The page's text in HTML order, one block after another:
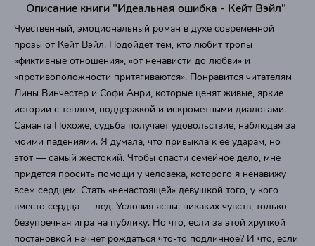
Описание книги "Идеальная ошибка - Кейт Вэйл"
Чувственный, эмоциональный роман в духе современной
прозы от Кейт Вэйл. Подойдет тем, кто любит тропы
«фиктивные отношения», «от ненависти до любви» и
«противоположности притягиваются». Понравится читателям
Лины Винчестер и Софи Анри, которые ценят живые, яркие
истории с теплом, поддержкой и искрометными диалогами.
Саманта Похоже, судьба получает удовольствие, наблюдая за
моими падениями. Я думала, что привыкла к ее ударам, но
этот — самый жестокий. Чтобы спасти семейное дело, мне
придется просить помощи у человека, которого я ненавижу
всем сердцем. Стать «ненастоящей» девушкой того, у кого
вместо сердца — лед. Условия ясны: никаких чувств, только
безупречная игра на публику. Но что, если за этой хрупкой
постановкой начнет рождаться что-то подлинное? И что, если